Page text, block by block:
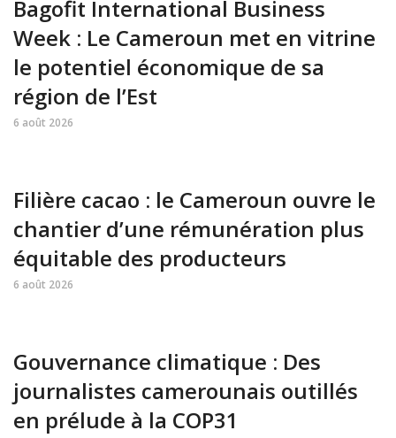
Bagofit International Business
Week : Le Cameroun met en vitrine
le potentiel économique de sa
région de l’Est
6 août 2026
Filière cacao : le Cameroun ouvre le
chantier d’une rémunération plus
équitable des producteurs
6 août 2026
Gouvernance climatique : Des
journalistes camerounais outillés
en prélude à la COP31